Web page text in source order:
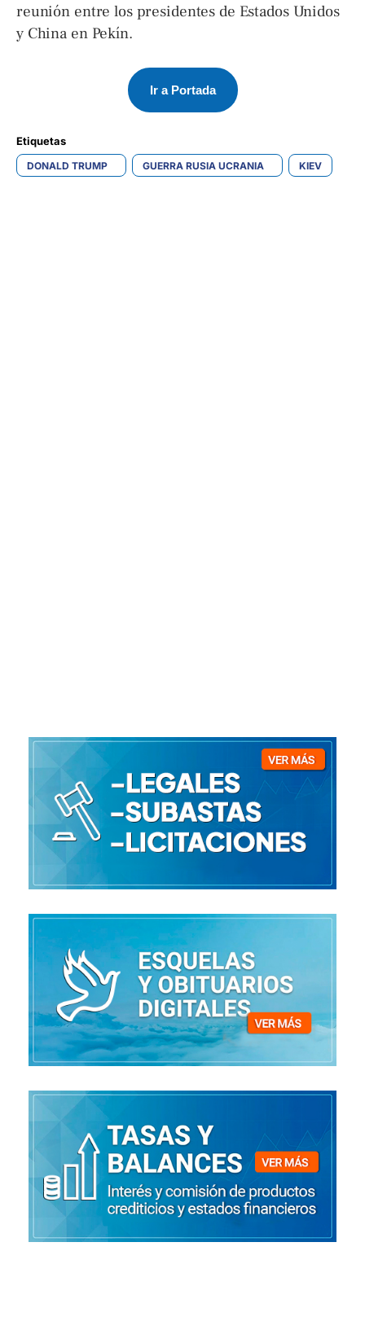
reunión entre los presidentes de Estados Unidos
y China en Pekín.
Ir a Portada
Etiquetas
DONALD TRUMP GUERRA RUSIA UCRANIA KIEV